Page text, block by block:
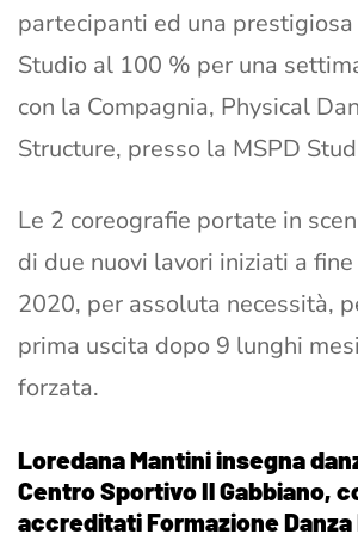
partecipanti ed una
Studio al 100 % per una
con la Compagnia, Physical
Structure, presso la MSPD
Le 2 coreografie portate in
di due nuovi lavori iniziati a
2020, per assoluta necessità,
prima uscita dopo 9 lunghi
forzata.
Loredana Mantini insegna
Centro Sportivo Il Gabbiano,
accreditati Formazione Danza